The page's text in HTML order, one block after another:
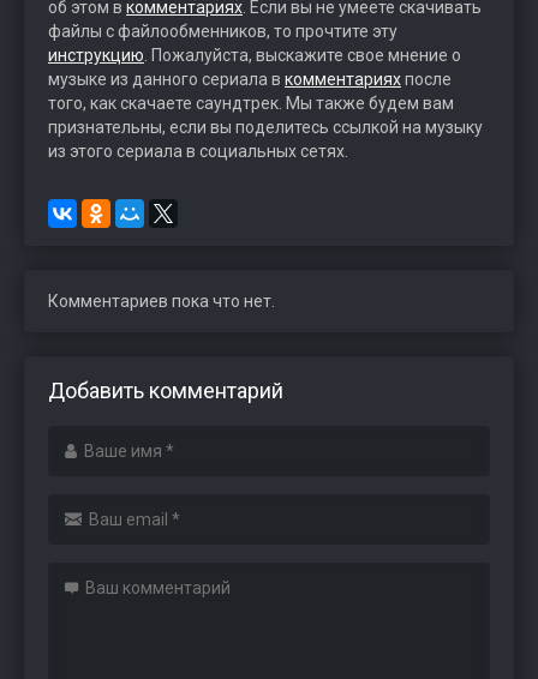
об этом в комментариях . Если вы не умеете скачивать
файлы с файлообменников, то прочтите эту
инструкцию . Пожалуйста, выскажите свое мнение о
музыке из данного сериала в комментарияхпосле
того, как скачаете саундтрек. Мы также будем вам
признательны, если вы поделитесь ссылкой на музыку
из этого сериала в социальных сетях.
Комментариев пока что нет.
Добавить комментарий